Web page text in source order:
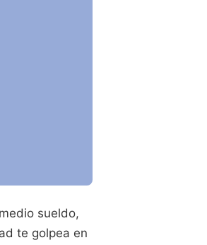
sueldo,
te golpea en